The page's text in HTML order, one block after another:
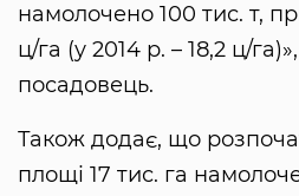
намолочено 100 тис. т,
ц/га (у 2014 р. – 18,2 ц/
посадовець.
Також додає, що
площі 17 тис. га